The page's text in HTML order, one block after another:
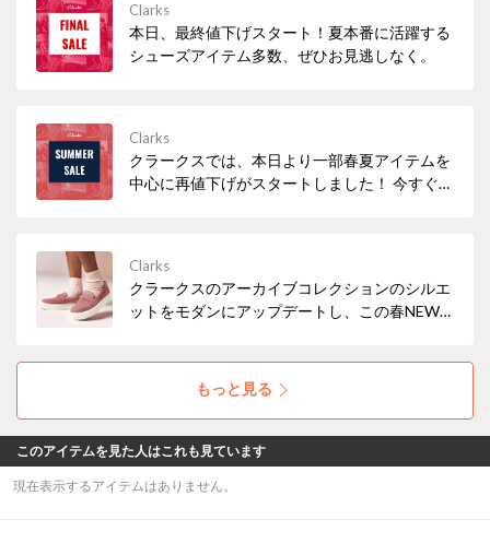
Clarks
本日、最終値下げスタート！夏本番に活躍する
シューズアイテム多数、ぜひお見逃しなく。
Clarks
クラークスでは、本日より一部春夏アイテムを
中心に再値下げがスタートしました！ 今すぐ履
Clarks
クラークスのアーカイブコレクションのシルエ
ットをモダンにアップデートし、この春NEW
量の厚底ソールで気分もUP！
もっと見る
このアイテムを見た人はこれも見ています
現在表示するアイテムはありません。